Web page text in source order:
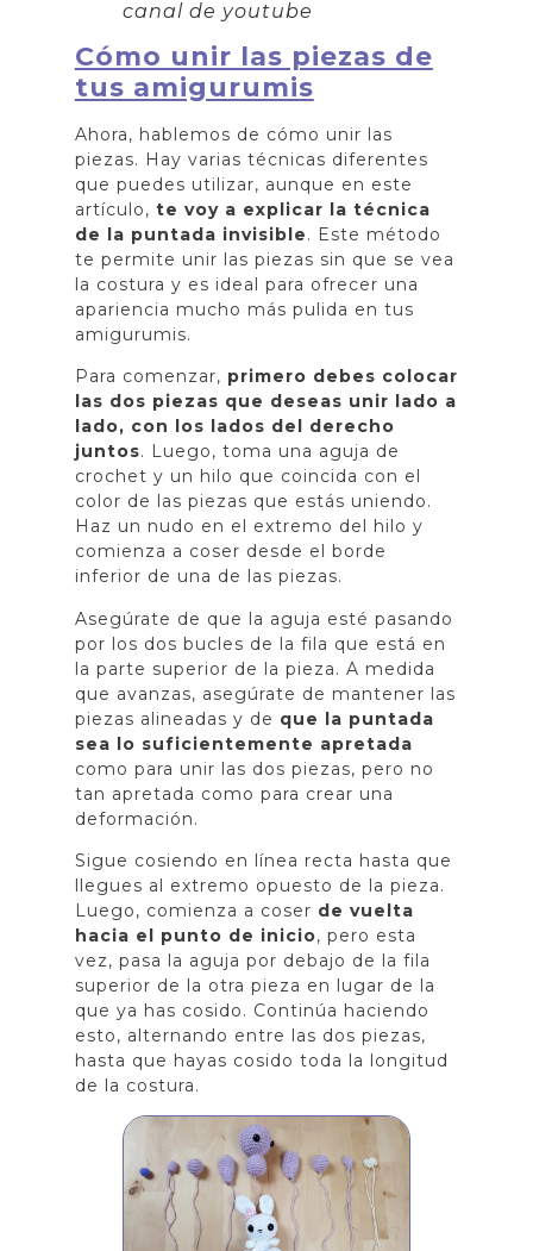
canal de youtube
Cómo unir las piezas de
tus amigurumis
Ahora, hablemos de cómo unir las
piezas. Hay varias técnicas diferentes
que puedes utilizar, aunque en este
artículo, te voy a explicar la técnica
de la puntada invisible. Este método
te permite unir las piezas sin que se vea
la costura y es ideal para ofrecer una
apariencia mucho más pulida en tus
amigurumis.
Para comenzar, primero debes colocar
las dos piezas que deseas unir lado a
lado, con los lados del derecho
juntos. Luego, toma una aguja de
crochet y un hilo que coincida con el
color de las piezas que estás uniendo.
Haz un nudo en el extremo del hilo y
comienza a coser desde el borde
inferior de una de las piezas.
Asegúrate de que la aguja esté pasando
por los dos bucles de la fila que está en
la parte superior de la pieza. A medida
que avanzas, asegúrate de mantener las
piezas alineadas y de que la puntada
sea lo suficientemente apretada
como para unir las dos piezas, pero no
tan apretada como para crear una
deformación.
Sigue cosiendo en línea recta hasta que
llegues al extremo opuesto de la pieza.
Luego, comienza a coser de vuelta
hacia el punto de inicio, pero esta
vez, pasa la aguja por debajo de la fila
superior de la otra pieza en lugar de la
que ya has cosido. Continúa haciendo
esto, alternando entre las dos piezas,
hasta que hayas cosido toda la longitud
de la costura.